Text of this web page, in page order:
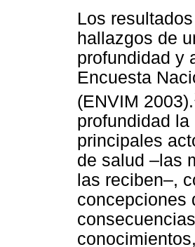
Los
hallazgos de
profundidad y
Encuesta
(ENVIM 2003).
profundidad
principales
de salud –las
las reciben–,
concepciones